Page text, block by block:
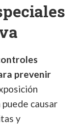
prevenir
causar
y